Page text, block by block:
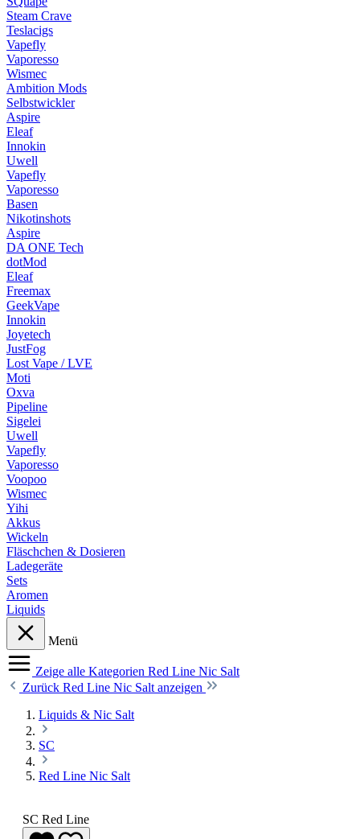
Steam Crave
Teslacigs
Vapefly
Vaporesso
Wismec
Ambition Mods
Selbstwickler
Aspire
Eleaf
Innokin
Uwell
Vapefly
Vaporesso
Basen
Nikotinshots
Aspire
DA ONE Tech
dotMod
Eleaf
Freemax
GeekVape
Innokin
Joyetech
JustFog
Lost Vape / LVE
Moti
Oxva
Pipeline
Sigelei
Uwell
Vapefly
Vaporesso
Voopoo
Wismec
Yihi
Akkus
Wickeln
Fläschchen & Dosieren
Ladegeräte
Sets
Aromen
Liquids
Menü
Zeige alle Kategorien Red Line Nic Salt
Zurück Red Line Nic Salt anzeigen
Liquids & Nic Salt
SC
Red Line Nic Salt
SC Red Line